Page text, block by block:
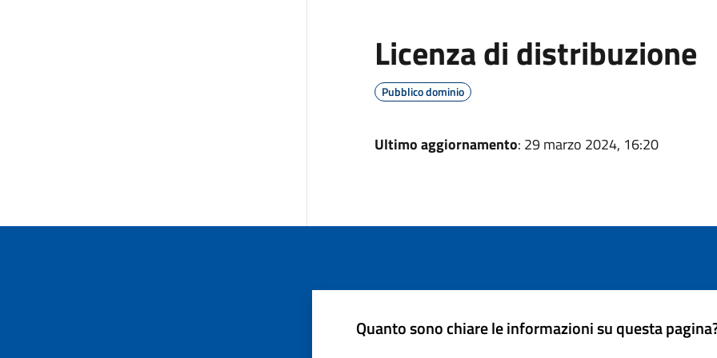
Licenza di distribuzione
Pubblico dominio
Ultimo aggiornamento: 29 marzo 2024, 16:20
Quanto sono chiare le informazioni su questa